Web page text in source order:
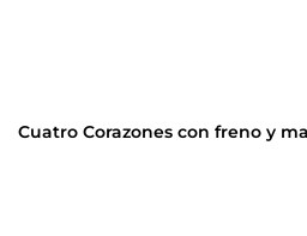
Cuatro Corazones con freno y